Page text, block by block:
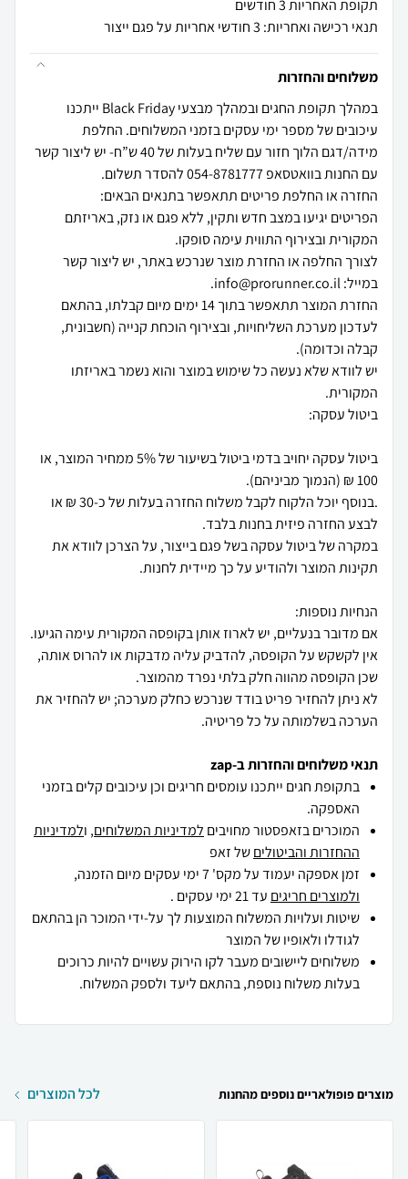
תקופת האחריות 3 חודשים
תנאי רכישה ואחריות: 3 חודשי אחריות על פגם ייצור
משלוחים והחזרות
במהלך תקופת החגים ובמהלך מבצעי Black Friday ייתכנו
עיכובים של מספר ימי עסקים בזמני המשלוחים. החלפת
מידה/דגם הלוך חזור עם שליח בעלות של 40 ש”ח- יש ליצור קשר
הפריטים יגיעו במצב חדש ותקין, ללא פגם או נזק, באריזתם
לצורך החלפה או החזרת מוצר שנרכש באתר, יש ליצור קשר
החזרת המוצר תתאפשר בתוך 14 ימים מיום קבלתו, בהתאם
לעדכון מערכת השליחויות, ובצירוף הוכחת קנייה (חשבונית,
יש לוודא שלא נעשה כל שימוש במוצר והוא נשמר באריזתו
ביטול עסקה יחויב בדמי ביטול בשיעור של 5% ממחיר המוצר, או
.בנוסף יוכל הלקוח לקבל משלוח החזרה בעלות של כ-30 ₪ או
במקרה של ביטול עסקה בשל פגם בייצור, על הצרכן לוודא את
אם מדובר בנעליים, יש לארוז אותן בקופסה המקורית עימה הגיעו.
אין לקשקש על הקופסה, להדביק עליה מדבקות או להרוס אותה,
לא ניתן להחזיר פריט בודד שנרכש כחלק מערכה; יש להחזיר את
הערכה בשלמותה על כל פריטיה.
תנאי משלוחים והחזרות ב-zap
בתקופת חגים ייתכנו עומסים חריגים וכן עיכובים קלים בזמני
האספקה.
המוכרים בזאפסטור מחויבים למדיניות המשלוחים, ולמדיניות
ההחזרות והביטוליםשל זאפ
זמן אספקה יעמוד על מקס' 7 ימי עסקים מיום הזמנה,
ולמוצרים חריגים עד 21 ימי עסקים .
שיטות ועלויות המשלוח המוצעות לך על-ידי המוכר הן בהתאם
לגודלו ולאופיו של המוצר
משלוחים ליישובים מעבר לקו הירוק עשויים להיות כרוכים
בעלות משלוח נוספת, בהתאם ליעד ולספק המשלוח.
מוצרים פופולאריים נוספים מהחנות לכל המוצרים